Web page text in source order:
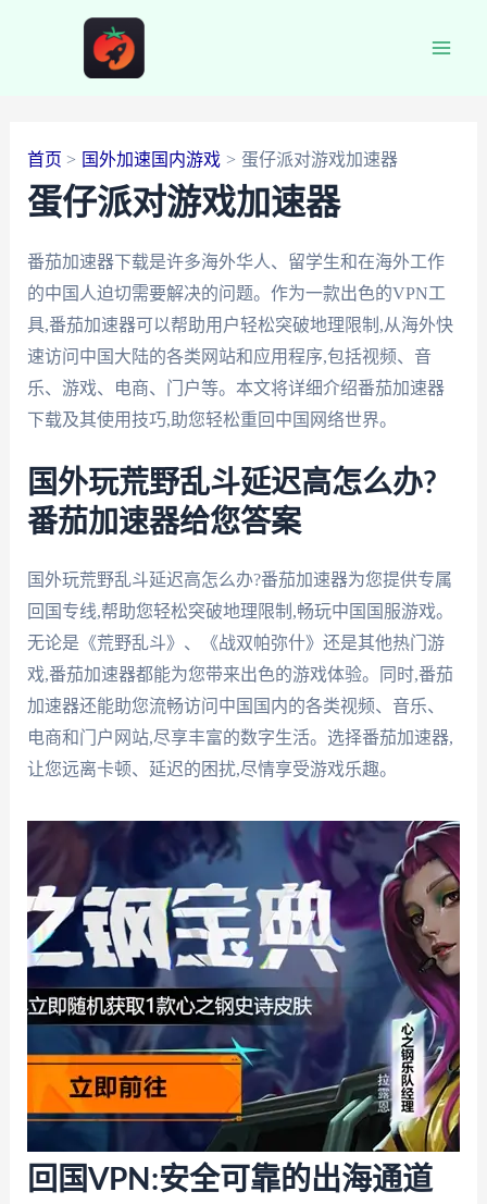
首页 国外加速国内游戏 蛋仔派对游戏加速器
蛋仔派对游戏加速器
番茄加速器下载是许多海外华人、留学生和在海外工作
的中国人迫切需要解决的问题。作为一款出色的VPN工
具,番茄加速器可以帮助用户轻松突破地理限制,从海外快
速访问中国大陆的各类网站和应用程序,包括视频、音
乐、游戏、电商、门户等。本文将详细介绍番茄加速器
下载及其使用技巧,助您轻松重回中国网络世界。
国外玩荒野乱斗延迟高怎么办?
番茄加速器给您答案
国外玩荒野乱斗延迟高怎么办?番茄加速器为您提供专属
回国专线,帮助您轻松突破地理限制,畅玩中国国服游戏。
无论是《荒野乱斗》、《战双帕弥什》还是其他热门游
戏,番茄加速器都能为您带来出色的游戏体验。同时,番茄
加速器还能助您流畅访问中国国内的各类视频、音乐、
电商和门户网站,尽享丰富的数字生活。选择番茄加速器,
让您远离卡顿、延迟的困扰,尽情享受游戏乐趣。
回国VPN:安全可靠的出海通道